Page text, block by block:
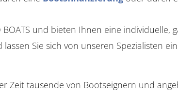
BOATS und bieten Ihnen eine individuelle,
Sie sich von unseren Spezialisten
Zeit tausende von Bootseignern und